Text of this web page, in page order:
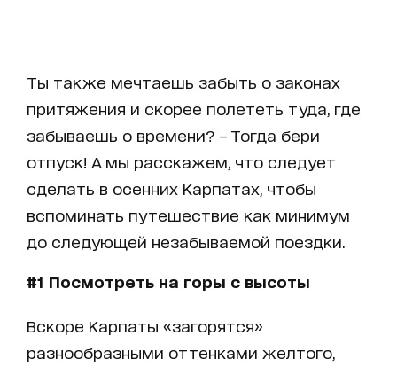
Ты также мечтаешь забыть о законах
притяжения и скорее полететь туда, где
забываешь о времени? – Тогда бери
отпуск! А мы расскажем, что следует
сделать в осенних Карпатах, чтобы
вспоминать путешествие как минимум
до следующей незабываемой поездки.
#1 Посмотреть на горы с высоты
Вскоре Карпаты «загорятся»
разнообразными оттенками желтого,